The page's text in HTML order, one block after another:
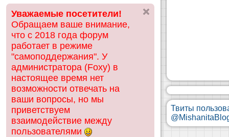
ск
Уважаемые посетители!
Обращаем ваше внимание,
что с 2018 года форум
работает в режиме
"самоподдержания". У
администратора (Foxy) в
настоящее время нет
возможности отвечать на
ваши вопросы, но мы
приветствуем
взаимодействие между
пользователями
Твиты